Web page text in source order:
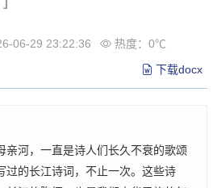
06-29 23:22:36
热度：0℃
下载docx
亲河，一直是诗人们长久不衰的歌颂
过的长江诗词，不止一次。这些诗